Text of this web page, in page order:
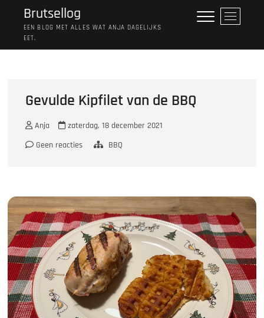
Brutsellog
EEN BLOG MET ALLES WAT ANJA DAGELIJKS
EET.
M
e
Gevulde Kipfilet van de BBQ
Anja
zaterdag, 18 december 2021
Geen reacties
BBQ